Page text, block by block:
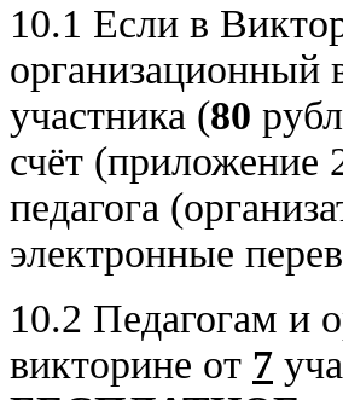
10.1 Если в
организационный
участника (80
счёт (приложение
педагога
электронные
10.2 Педагогам и
викторине от 7